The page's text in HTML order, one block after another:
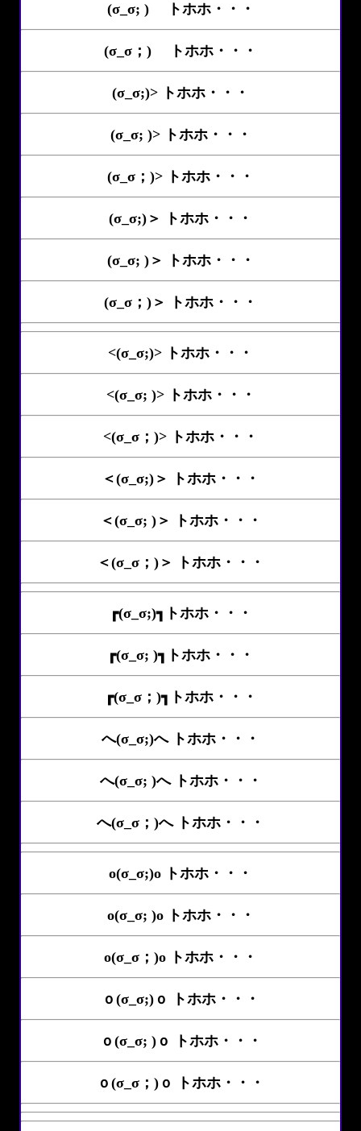
(σ_σ; )ゝ トホホ・・・
(σ_σ；)ゝ トホホ・・・
(σ_σ;)> トホホ・・・
(σ_σ; )> トホホ・・・
(σ_σ；)> トホホ・・・
(σ_σ;)＞ トホホ・・・
(σ_σ; )＞ トホホ・・・
(σ_σ；)＞ トホホ・・・
<(σ_σ;)> トホホ・・・
<(σ_σ; )> トホホ・・・
<(σ_σ；)> トホホ・・・
＜(σ_σ;)＞ トホホ・・・
＜(σ_σ; )＞ トホホ・・・
＜(σ_σ；)＞ トホホ・・・
┏(σ_σ;)┓トホホ・・・
┏(σ_σ; )┓トホホ・・・
┏(σ_σ；)┓トホホ・・・
へ(σ_σ;)へ トホホ・・・
へ(σ_σ; )へ トホホ・・・
へ(σ_σ；)へ トホホ・・・
o(σ_σ;)o トホホ・・・
o(σ_σ; )o トホホ・・・
o(σ_σ；)o トホホ・・・
ｏ(σ_σ;)ｏ トホホ・・・
ｏ(σ_σ; )ｏ トホホ・・・
ｏ(σ_σ；)ｏ トホホ・・・